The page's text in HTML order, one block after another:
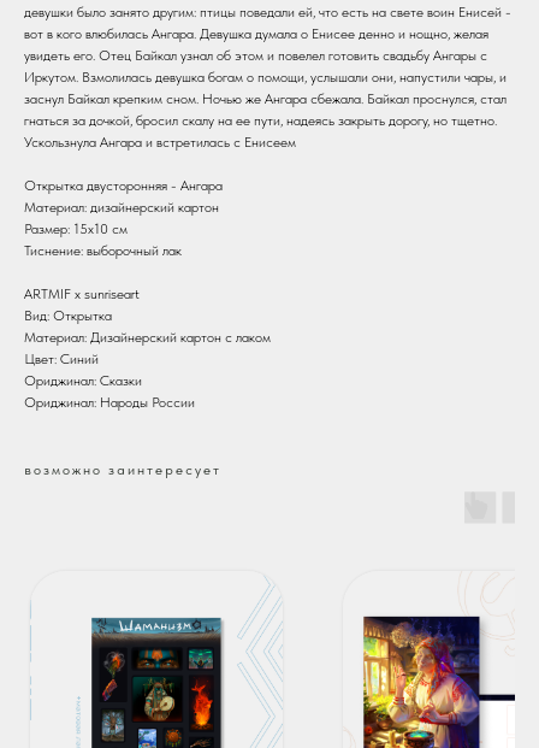
девушки было занято другим: птицы поведали ей, что есть на свете воин Енисей -
вот в кого влюбилась Ангара. Девушка думала о Енисее денно и нощно, желая
увидеть его. Отец Байкал узнал об этом и повелел готовить свадьбу Ангары с
Иркутом. Взмолилась девушка богам о помощи, услышали они, напустили чары, и
заснул Байкал крепким сном. Ночью же Ангара сбежала. Байкал проснулся, стал
гнаться за дочкой, бросил скалу на ее пути, надеясь закрыть дорогу, но тщетно.
Ускользнула Ангара и встретилась с Енисеем
Открытка двусторонняя - Ангара
Материал: дизайнерский картон
Размер: 15х10 см
Тиснение: выборочный лак
ARTMIF х sunriseart
Вид: Открытка
Материал: Дизайнерский картон с лаком
Цвет: Синий
Ориджинал: Сказки
Ориджинал: Народы России
возможно заинтересует